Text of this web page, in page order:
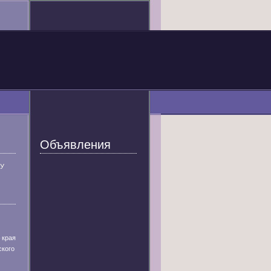
края
Объявления